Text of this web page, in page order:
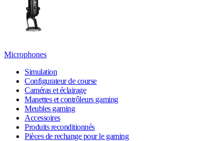
Microphones
Simulation
Configurateur de course
Caméras et éclairage
Manettes et contrôleurs gaming
Meubles gaming
Accessoires
Produits reconditionnés
Pièces de rechange pour le gaming